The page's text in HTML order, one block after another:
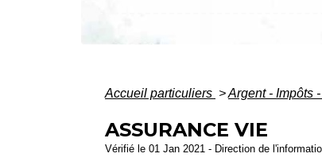
Accueil particuliers >Argent - Impôts
ASSURANCE VIE
Vérifié le 01 Jan 2021 - Direction de